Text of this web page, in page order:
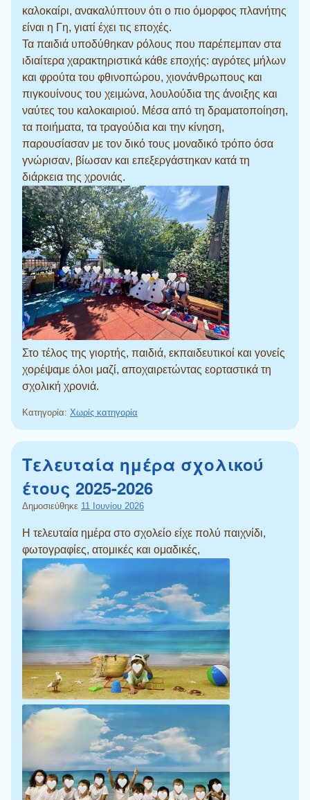
καλοκαίρι, ανακαλύπτουν ότι ο πιο όμορφος πλανήτης
είναι η Γη, γιατί έχει τις εποχές.
Τα παιδιά υποδύθηκαν ρόλους που παρέπεμπαν στα
ιδιαίτερα χαρακτηριστικά κάθε εποχής: αγρότες μήλων
και φρούτα του φθινοπώρου, χιονάνθρωπους και
πιγκουίνους του χειμώνα, λουλούδια της άνοιξης και
ναύτες του καλοκαιριού. Μέσα από τη δραματοποίηση,
τα ποιήματα, τα τραγούδια και την κίνηση,
παρουσίασαν με τον δικό τους μοναδικό τρόπο όσα
γνώρισαν, βίωσαν και επεξεργάστηκαν κατά τη
διάρκεια της χρονιάς.
Στο τέλος της γιορτής, παιδιά, εκπαιδευτικοί και γονείς
χορέψαμε όλοι μαζί, αποχαιρετώντας εορταστικά τη
σχολική χρονιά.
Κατηγορία: Χωρίς κατηγορία
Τελευταία ημέρα σχολικού
έτους 2025-2026
Δημοσιεύθηκε 11 Ιουνίου 2026
Η τελευταία ημέρα στο σχολείο είχε πολύ παιχνίδι,
φωτογραφίες, ατομικές και ομαδικές,